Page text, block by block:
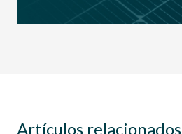
Artículos relacionados